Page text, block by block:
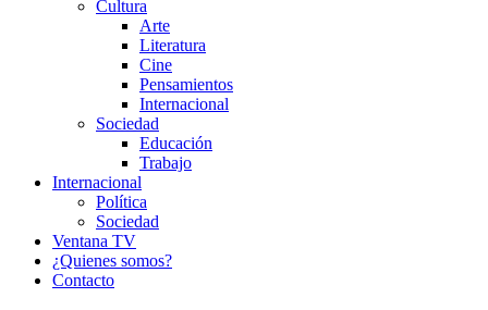
Cultura
Arte
Literatura
Cine
Pensamientos
Internacional
Sociedad
Educación
Trabajo
Internacional
Política
Sociedad
Ventana TV
¿Quienes somos?
Contacto